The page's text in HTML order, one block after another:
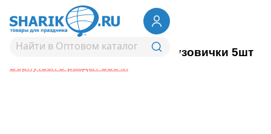
1502-6954Свечи на пиках Грузовички 5шт
Вернуться в раздел Свечи